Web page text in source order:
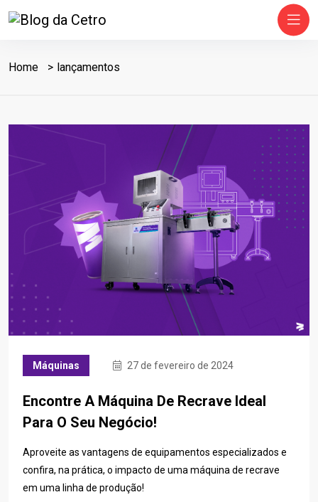
Home lançamentos
Máquinas 27 de fevereiro de 2024
Encontre A Máquina De Recrave Ideal
Para O Seu Negócio!
Aproveite as vantagens de equipamentos especializados e
confira, na prática, o impacto de uma máquina de recrave
em uma linha de produção!